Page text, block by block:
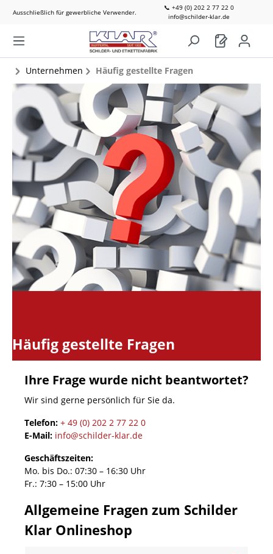
Ausschließlich für gewerbliche Verwender.
📞 +49 (0) 202 2 77 22 0
info@schilder-klar.de
Unternehmen Häufig gestellte Fragen
Häufig gestellte Fragen
Ihre Frage wurde nicht beantwortet?
Wir sind gerne persönlich für Sie da.
Telefon: + 49 (0) 202 2 77 22 0
E-Mail: info@schilder-klar.de
Geschäftszeiten:
Mo. bis Do.: 07:30 – 16:30 Uhr
Fr.: 7:30 – 15:00 Uhr
Allgemeine Fragen zum Schilder
Klar Onlineshop